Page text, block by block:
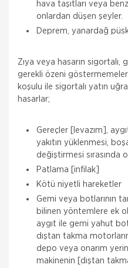
hava taşıtları veya
onlardan düşen şeyler.
Deprem, yanardağ
Zıya veya hasarın sigortalı,
gerekli özeni
koşulu ile sigortalı yatın
hasarlar;
Gereçler [levazım],
yakıtın yüklenmesi,
değiştirmesi sırasında
Patlama [infilak]
Kötü niyetli hareketler
Gemi veya botlarının
bilinen yöntemlere ek
aygıt ile gemi yahut
dıştan takma
depo veya onarım
makinenin [dıştan